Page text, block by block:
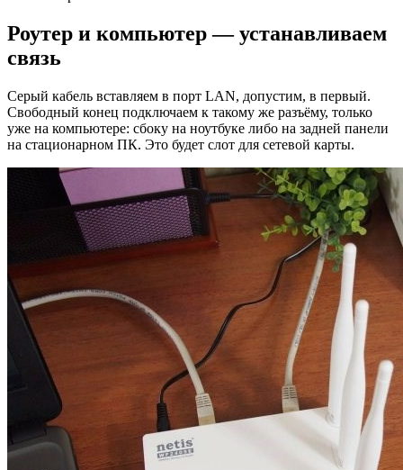
Роутер и компьютер — устанавливаем
связь
Серый кабель вставляем в порт LAN, допустим, в первый.
Свободный конец подключаем к такому же разъёму, только
уже на компьютере: сбоку на ноутбуке либо на задней панели
на стационарном ПК. Это будет слот для сетевой карты.